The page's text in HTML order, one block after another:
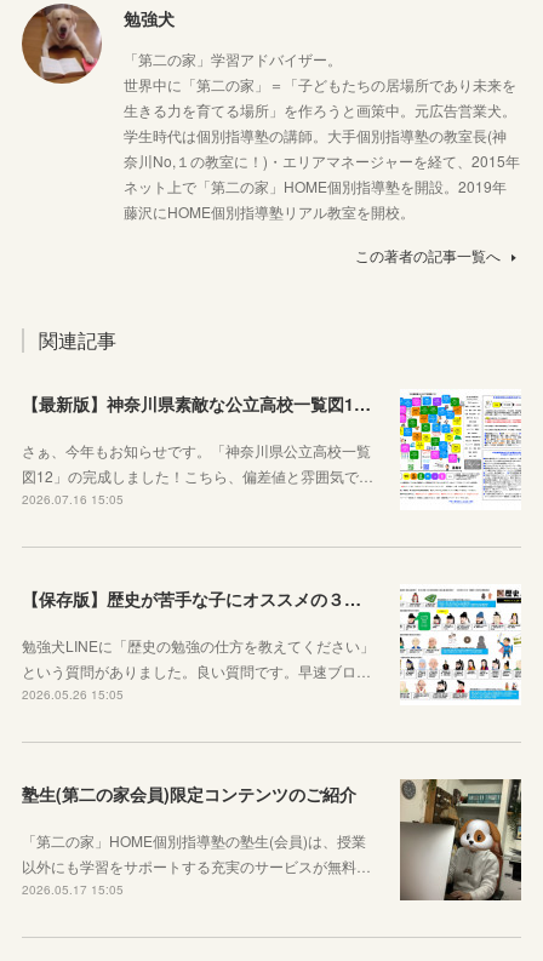
勉強犬
「第二の家」学習アドバイザー。
世界中に「第二の家」＝「子どもたちの居場所であり未来を
生きる力を育てる場所」を作ろうと画策中。元広告営業犬。
学生時代は個別指導塾の講師。大手個別指導塾の教室長(神
奈川No,１の教室に！)・エリアマネージャーを経て、2015年
ネット上で「第二の家」HOME個別指導塾を開設。2019年
藤沢にHOME個別指導塾リアル教室を開校。
この著者の記事一覧へ
関連記事
【最新版】神奈川県素敵な公立高校一覧図12が完成しました！
さぁ、今年もお知らせです。「神奈川県公立高校一覧
図12」の完成しました！こちら、偏差値と雰囲気で…
2026.07.16 15:05
【保存版】歴史が苦手な子にオススメの３つの勉強法！オリジナルプリントもご紹介！
勉強犬LINEに「歴史の勉強の仕方を教えてください」
という質問がありました。良い質問です。早速ブロ…
2026.05.26 15:05
塾生(第二の家会員)限定コンテンツのご紹介
「第二の家」HOME個別指導塾の塾生(会員)は、授業
以外にも学習をサポートする充実のサービスが無料…
2026.05.17 15:05